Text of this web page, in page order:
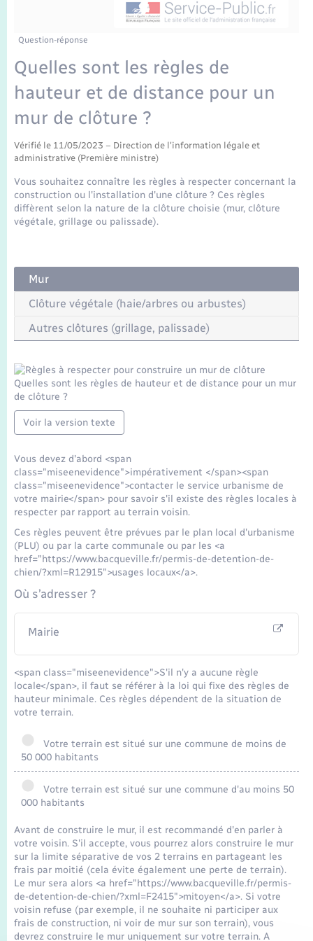
Etat-civil - Papiers - Citoyenneté
Mariage – PACS
Parrainage civil
Recensement
Logement - Urbanisme
Loisirs
Nouvel habitant
Numérique
Sécurité - Prévention
Transports scolaires
Voirie et espace public
Travaux - Autorisation d’occupation de l’espace
Compétences
Plan interactif
Présentation de la commune
Publications
La Communauté de communes
Question-réponse
Quelles sont les règles de
hauteur et de distance pour un
mur de clôture ?
Vérifié le 11/05/2023 – Direction de l'information légale et
administrative (Première ministre)
Vous souhaitez connaître les règles à respecter concernant la
construction ou l'installation d'une clôture ? Ces règles
diffèrent selon la nature de la clôture choisie (mur, clôture
végétale, grillage ou palissade).
Mur
Clôture végétale (haie/arbres ou arbustes)
Autres clôtures (grillage, palissade)
Quelles sont les règles de hauteur et de distance pour un mur
de clôture ?
Voir la version texte
Vous devez d'abord <span
class="miseenevidence">impérativement </span><span
class="miseenevidence">contacter le service urbanisme de
votre mairie</span> pour savoir s'il existe des règles locales à
respecter par rapport au terrain voisin.
Ces règles peuvent être prévues par le plan local d'urbanisme
(PLU) ou par la carte communale ou par les <a
href="https://www.bacqueville.fr/permis-de-detention-de-
chien/?xml=R12915">usages locaux</a>.
Où s’adresser ?
Mairie
<span class="miseenevidence">S'il n'y a aucune règle
locale</span>, il faut se référer à la loi qui fixe des règles de
hauteur minimale. Ces règles dépendent de la situation de
votre terrain.
Votre terrain est situé sur une commune de moins de
50 000 habitants
Votre terrain est situé sur une commune d'au moins 50
000 habitants
Avant de construire le mur, il est recommandé d'en parler à
votre voisin. S'il accepte, vous pourrez alors construire le mur
sur la limite séparative de vos 2 terrains en partageant les
frais par moitié (cela évite également une perte de terrain).
Le mur sera alors <a href="https://www.bacqueville.fr/permis-
de-detention-de-chien/?xml=F2415">mitoyen</a>. Si votre
voisin refuse (par exemple, il ne souhaite ni participer aux
frais de construction, ni voir de mur sur son terrain), vous
devrez construire le mur uniquement sur votre terrain. A